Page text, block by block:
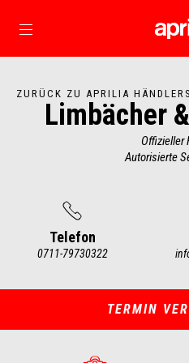
Skip
ZURÜCK ZU APRILIA
Limbächer
Offizieller
Autorisierte
Telefon
0711-79730322
of
TERMIN